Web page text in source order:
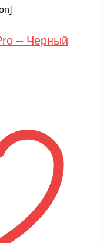
– Черный